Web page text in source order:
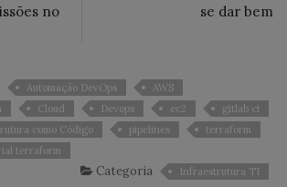
no
se dar bem
Automação DevOps
AWS
Cloud Devops ec2
gitlab ci
como Código pipelines
terraform
terraform
Categoria Infraestrutura TI